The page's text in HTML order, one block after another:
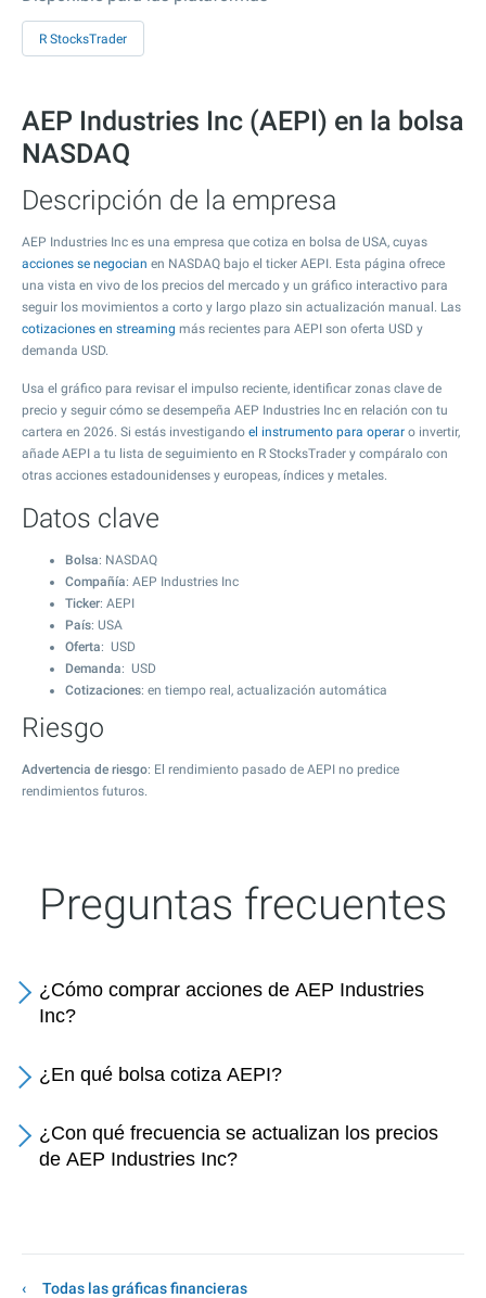
R StocksTrader
AEP Industries Inc (AEPI) en la bolsa
NASDAQ
Descripción de la empresa
AEP Industries Inc es una empresa que cotiza en bolsa de USA, cuyas
acciones se negocian en NASDAQ bajo el ticker AEPI. Esta página ofrece
una vista en vivo de los precios del mercado y un gráfico interactivo para
seguir los movimientos a corto y largo plazo sin actualización manual. Las
cotizaciones en streaming más recientes para AEPI son oferta USD y
demanda USD.
Usa el gráfico para revisar el impulso reciente, identificar zonas clave de
precio y seguir cómo se desempeña AEP Industries Inc en relación con tu
cartera en 2026. Si estás investigando el instrumento para operar o invertir,
añade AEPI a tu lista de seguimiento en R StocksTrader y compáralo con
otras acciones estadounidenses y europeas, índices y metales.
Datos clave
Bolsa: NASDAQ
Compañía: AEP Industries Inc
Ticker: AEPI
País: USA
Oferta: USD
Demanda: USD
Cotizaciones: en tiempo real, actualización automática
Riesgo
Advertencia de riesgo: El rendimiento pasado de AEPI no predice
rendimientos futuros.
Preguntas frecuentes
¿Cómo comprar acciones de AEP Industries
Inc?
¿En qué bolsa cotiza AEPI?
¿Con qué frecuencia se actualizan los precios
de AEP Industries Inc?
Todas las gráficas financieras